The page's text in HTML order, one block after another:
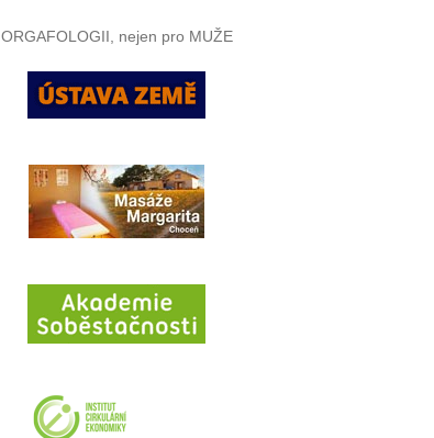
ORGAFOLOGII, nejen pro MUŽE